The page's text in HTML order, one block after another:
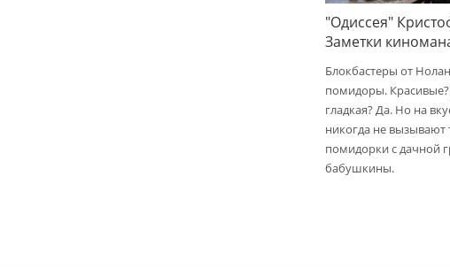
"Одиссея"
Заметки
Блокбастеры от
помидоры.
гладкая? Да. Но на
никогда не вызывают
помидорки с дачной
бабушкины.